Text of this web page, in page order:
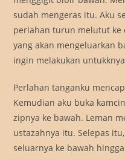
sudah mengeras itu. Aku
perlahan turun melutut ke
yang akan mengeluarkan
ingin melakukan
Perlahan tanganku
Kemudian aku buka
zipnya ke bawah. Leman
ustazahnya itu. Selepas
seluarnya ke bawah